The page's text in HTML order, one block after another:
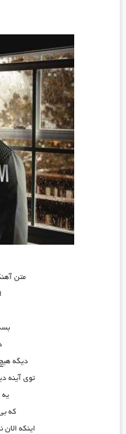
متن
دیگه
توی آینه
که
اینکه